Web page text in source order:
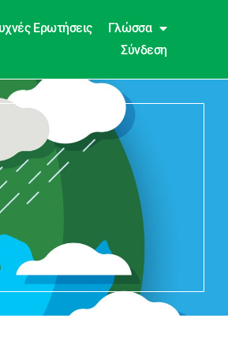
Ερωτήσεις
Γλώσσα
Σύνδεση